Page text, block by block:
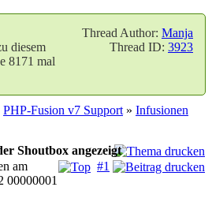
Thread Author: Manja
Thread ID: 3923
diesem
8171 mal
PHP-Fusion v7 Support » Infusionen
Shoutbox angezeigt
#1
am
00000001